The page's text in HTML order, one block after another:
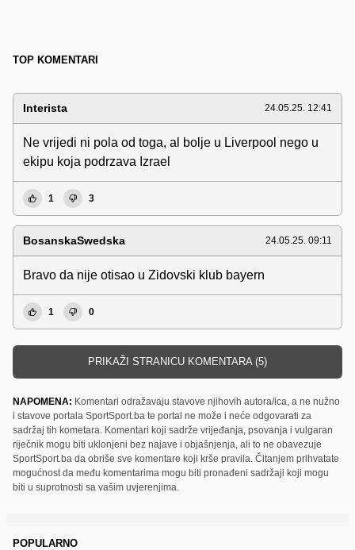
TOP KOMENTARI
Interista 24.05.25. 12:41
Ne vrijedi ni pola od toga, al bolje u Liverpool nego u
ekipu koja podrzava Izrael
1 3
BosanskaSwedska 24.05.25. 09:11
Bravo da nije otisao u Zidovski klub bayern
1 0
PRIKAŽI STRANICU KOMENTARA (5)
NAPOMENA: Komentari odražavaju stavove njihovih autora/ica, a ne nužno
i stavove portala SportSport.ba te portal ne može i neće odgovarati za
sadržaj tih kometara. Komentari koji sadrže vrijeđanja, psovanja i vulgaran
riječnik mogu biti uklonjeni bez najave i objašnjenja, ali to ne obavezuje
SportSport.ba da obriše sve komentare koji krše pravila. Čitanjem prihvatate
mogućnost da među komentarima mogu biti pronađeni sadržaji koji mogu
biti u suprotnosti sa vašim uvjerenjima.
POPULARNO